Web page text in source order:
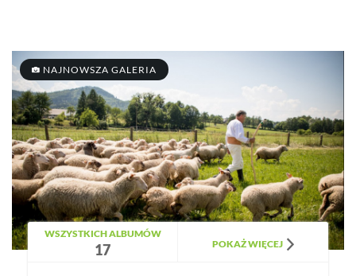
NAJNOWSZA GALERIA
WSZYSTKICH ALBUMÓW
17 POKAŻ WIĘCEJ